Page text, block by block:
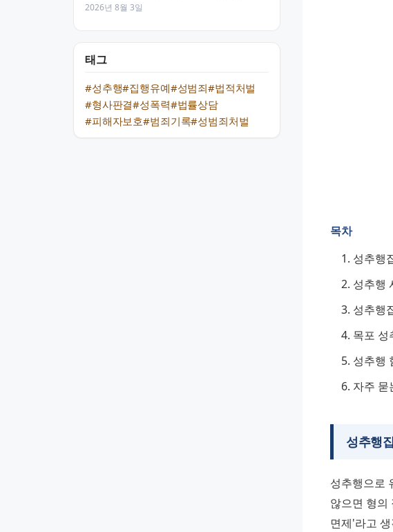
2026년 8월 3일
태그
#성추행#집행유예#성범죄#법적처벌
#형사판결#성폭력#법률상담
#피해자보호#범죄기록#성범죄처벌
목차
성추행
성추행
성추행
목포 성
성추행
자주 묻
성추행
성추행으로
않으면 형의
면제'라고